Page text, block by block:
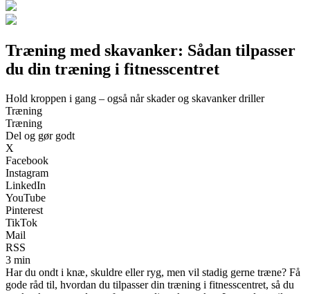
Træning med skavanker: Sådan tilpasser
du din træning i fitnesscentret
Hold kroppen i gang – også når skader og skavanker driller
Træning
Træning
Del og gør godt
X
Facebook
Instagram
LinkedIn
YouTube
Pinterest
TikTok
Mail
RSS
3 min
Har du ondt i knæ, skuldre eller ryg, men vil stadig gerne træne? Få
gode råd til, hvordan du tilpasser din træning i fitnesscentret, så du